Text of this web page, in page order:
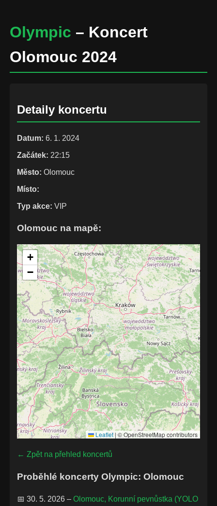
Olympic – Koncert
Olomouc 2024
Detaily koncertu
Datum: 6. 1. 2024
Začátek: 22:15
Město: Olomouc
Místo:
Typ akce: VIP
Olomouc na mapě:
+
−
Leaflet | © OpenStreetMap contributors
← Zpět na přehled koncertů
Proběhlé koncerty Olympic: Olomouc
📅 30. 5. 2026 – Olomouc, Korunní pevnůstka (YOLO